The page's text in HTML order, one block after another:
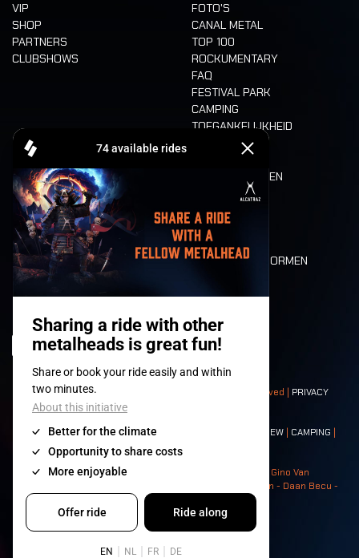
VIP
SHOP
PARTNERS
CLUBSHOWS
FOTO'S
CANAL METAL
TOP 100
ROCKUMENTARY
FAQ
FESTIVAL PARK
CAMPING
TOEGANKELIJKHEID
CASHLESS
ETEN EN DRINKEN
MOBILITEIT
LONE WOLVES
PLATTEGROND
DEATH RIDE
WAARDEN EN NORMEN
HISTORIEK
© 2008-2026- Apache Productions VZW – All rights reserved | PRIVACY
POLICY|ALGEMENE VOORWAARDEN
Contact:GENERAL| PARTNERSHIPS CREW CAMPING
| NEIGHBOURS
Photos: Ann Kermans - Hans Van Hoof - Eliaz Bruggeman - Gino Van
Lancker - Tim Tronckoe - Elsie Roymans - Stijn Verbruggen - Daan Becu -
Claus Christa - Devid Camerlynck